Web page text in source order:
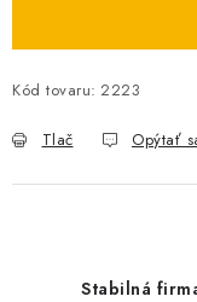
O NÁS
ELEKTROMEROVÉ
Kód tovaru: 2223
Tlač Opýtať
Stabilná